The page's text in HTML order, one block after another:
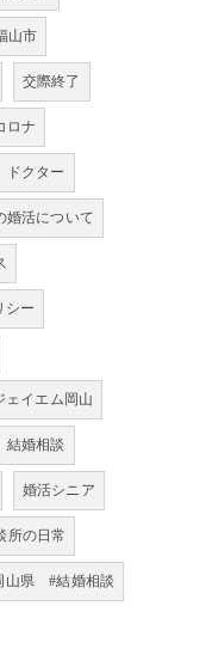
山市
交際終了
ロナ
ドクター
婚活について
シー
ェイエム岡山
結婚相談
婚活シニア
所の日常
県 #結婚相談